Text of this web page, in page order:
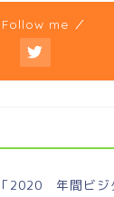
Follow me ／
2020 年間ビジ